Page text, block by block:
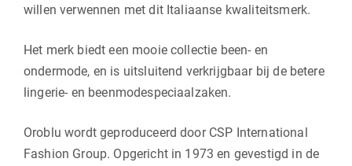
willen verwennen met dit Italiaanse kwaliteitsmerk.
Het merk biedt een mooie collectie been- en
ondermode, en is uitsluitend verkrijgbaar bij de betere
lingerie- en beenmodespeciaalzaken.
Oroblu wordt geproduceerd door CSP International
Fashion Group. Opgericht in 1973 en gevestigd in de